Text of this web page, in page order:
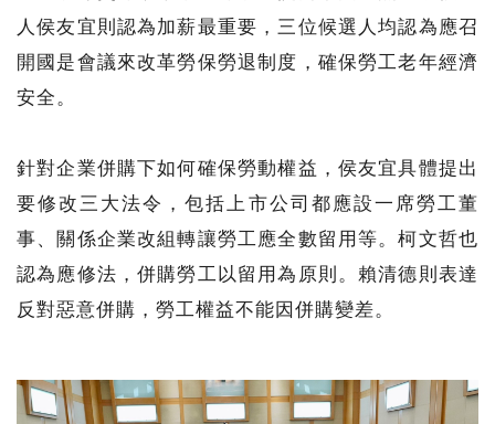
人侯友宜則認為加薪最重要，三位候選人均認為應召
開國是會議來改革勞保勞退制度，確保勞工老年經濟
安全。
針對企業併購下如何確保勞動權益，侯友宜具體提出
要修改三大法令，包括上市公司都應設一席勞工董
事、關係企業改組轉讓勞工應全數留用等。柯文哲也
認為應修法，併購勞工以留用為原則。賴清德則表達
反對惡意併購，勞工權益不能因併購變差。